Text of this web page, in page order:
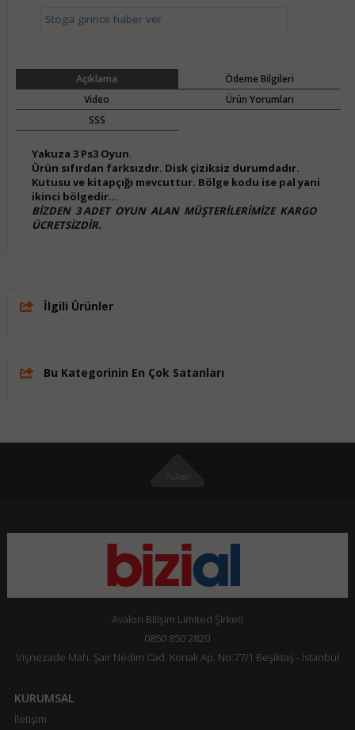
Stoga girince haber ver
Açıklama
Ödeme Bilgileri
Video
Ürün Yorumları
SSS
Yakuza 3 Ps3 Oyun.
Ürün sıfırdan farksızdır. Disk çiziksiz durumdadır.
Kutusu ve kitapçığı mevcuttur. Bölge kodu ise pal yani
ikinci bölgedir...
BİZDEN 3 ADET OYUN ALAN MÜŞTERİLERİMİZE KARGO
ÜCRETSİZDİR.
İlgili Ürünler
Bu Kategorinin En Çok Satanları
Avalon Bilişim Limited Şirketi
0850 850 2820
Vişnezade Mah. Şair Nedim Cad. Konak Ap. No:77/1 Beşiktaş - İstanbul
KURUMSAL
İletişim